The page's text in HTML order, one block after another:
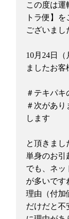
この度は運
トラ便】
ございまし
10月24日
ましたお客
＃テキパキ
＃次があ
します
と頂きまし
単身のお引
でも、ネッ
が多いです
理由（付加
だけだと不